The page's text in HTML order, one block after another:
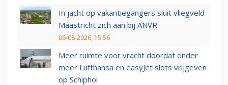
In jacht op vakantiegangers sluit vliegveld
Maastricht zich aan bij ANVR
06-08-2026, 15:56
Meer ruimte voor vracht doordat onder
meer Lufthansa en easyJet slots vrijgeven
op Schiphol